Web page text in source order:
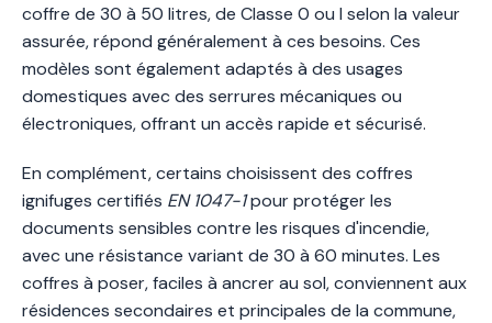
coffre de 30 à 50 litres, de Classe 0 ou I selon la valeur
assurée, répond généralement à ces besoins. Ces
modèles sont également adaptés à des usages
domestiques avec des serrures mécaniques ou
électroniques, offrant un accès rapide et sécurisé.
En complément, certains choisissent des coffres
ignifuges certifiés EN 1047-1pour protéger les
documents sensibles contre les risques d'incendie,
avec une résistance variant de 30 à 60 minutes. Les
coffres à poser, faciles à ancrer au sol, conviennent aux
résidences secondaires et principales de la commune,